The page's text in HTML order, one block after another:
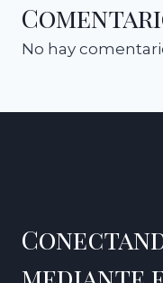
No hay